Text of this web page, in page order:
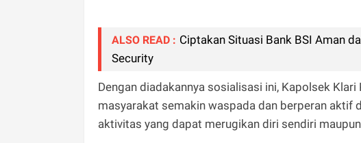
ALSO READ : Ciptakan Situasi Bank BSI Aman
Security
Dengan diadakannya sosialisasi ini, Kapolsek
masyarakat semakin waspada dan berperan aktif
aktivitas yang dapat merugikan diri sendiri